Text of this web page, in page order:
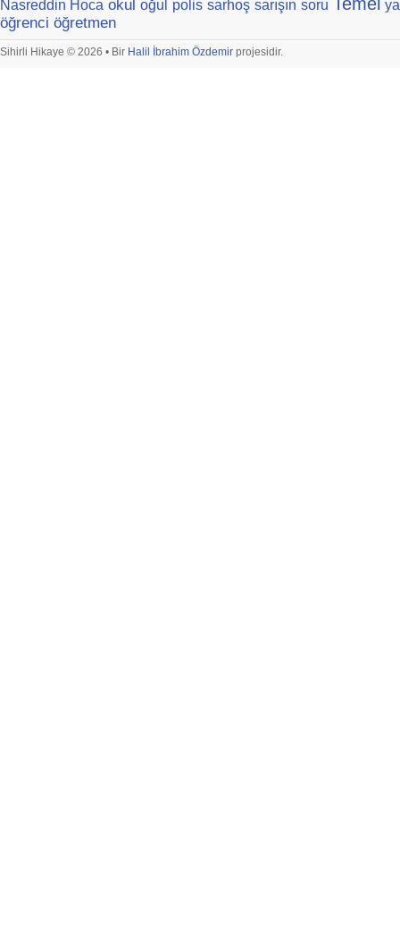
Nasreddin Hoca okul oğul polis sarhoş sarışın soru
öğrenci öğretmen
Sihirli Hikaye © 2026 • Bir Halil İbrahim Özdemir projesidir.